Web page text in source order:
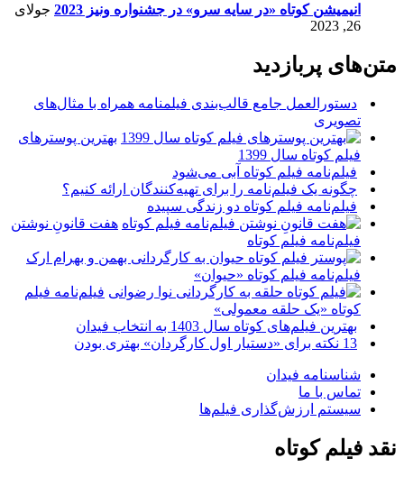
انیمیشن کوتاه «در سایه سرو» در جشنواره ونیز 2023
جولای
26, 2023
متن‌های پربازدید
دستورالعمل جامع قالب‌بندی فیلمنامه همراه با مثال‌های
تصویری
بهترین پوسترهای
فیلم کوتاه سال 1399
فیلم‌نامه فیلم کوتاه آبی می‌شود
چگونه یک فیلم‌نامه را برای تهیه‌کنندگان ارائه کنیم؟
فیلم‌نامه فیلم کوتاه دو زندگی سپیده
هفت قانونِ نوشتن
فیلم‌نامه فیلم کوتاه
فیلم‌نامه فیلم کوتاه «حیوان»
فیلم‌نامه فیلم
کوتاه «یک حلقه معمولی»
بهترین فیلم‌های کوتاه سال 1403 به انتخاب فیدان
13 نکته برای «دستیار اول کارگردان» بهتری بودن
شناسنامه فیدان
تماس با ما
سیستم ارزش‌گذاری فیلم‌ها
نقد فیلم کوتاه